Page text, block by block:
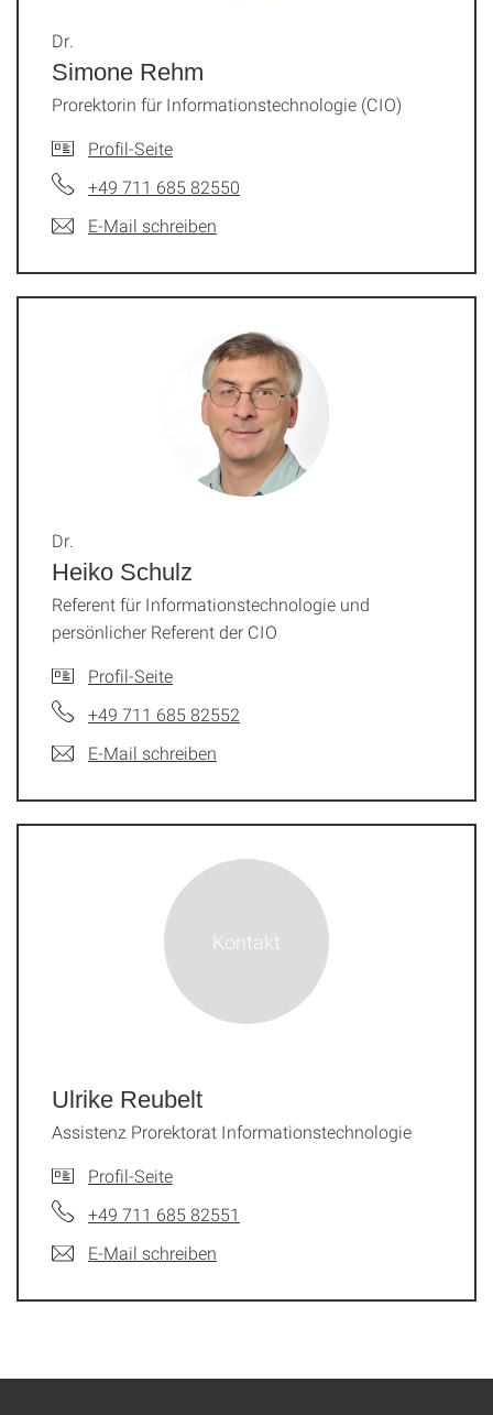
Simone Rehm
Dr.
Prorektorin für Informationstechnologie (CIO)
Profil-Seite
+49 711 685 82550
E-Mail schreiben
Heiko Schulz
Dr.
Referent für Informationstechnologie und
persönlicher Referent der CIO
Profil-Seite
+49 711 685 82552
E-Mail schreiben
Ulrike Reubelt
Assistenz Prorektorat Informationstechnologie
Profil-Seite
+49 711 685 82551
E-Mail schreiben